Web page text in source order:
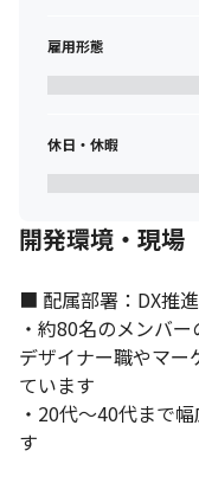
2022年度からCMの放
雇用形態
休日・休暇
開発環境・現場
■ 配属部署：DX推
・約80名のメンバ
デザイナー職やマー
ています
・20代～40代まで
す